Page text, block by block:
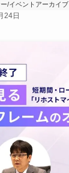
/イベントアーカイブ
24日